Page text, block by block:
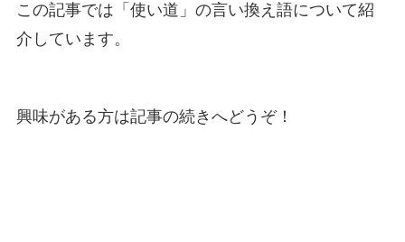
この記事では「使い道」の言い換え語について紹
介しています。
興味がある方は記事の続きへどうぞ！